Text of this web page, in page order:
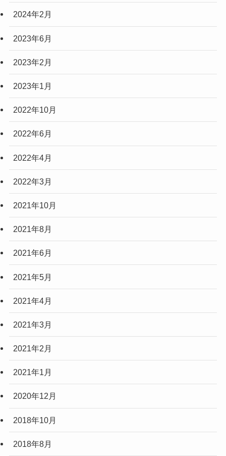
2024年2月
2023年6月
2023年2月
2023年1月
2022年10月
2022年6月
2022年4月
2022年3月
2021年10月
2021年8月
2021年6月
2021年5月
2021年4月
2021年3月
2021年2月
2021年1月
2020年12月
2018年10月
2018年8月